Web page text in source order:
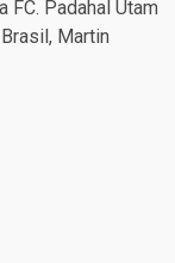
Padahal Utam
Martin